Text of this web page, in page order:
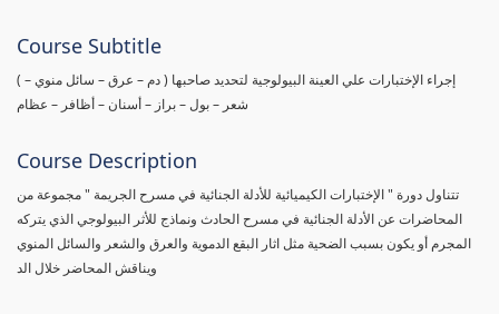
Course Subtitle
( إجراء الإختبارات علي العينة البيولوجية لتحديد صاحبها ( دم – عرق – سائل منوي –
شعر – بول – براز – أسنان – أظافر – عظام
Course Description
تتناول دورة " الإختبارات الكيميائية للأدلة الجنائية في مسرح الجريمة " مجموعة من
المحاضرات عن الأدلة الجنائية في مسرح الحادث ونماذج للأثر البيولوجي الذي يتركه
المجرم أو يكون بسبب الضحية مثل اثار البقع الدموية والعرق والشعر والسائل المنوي
ويناقش المحاضر خلال الد